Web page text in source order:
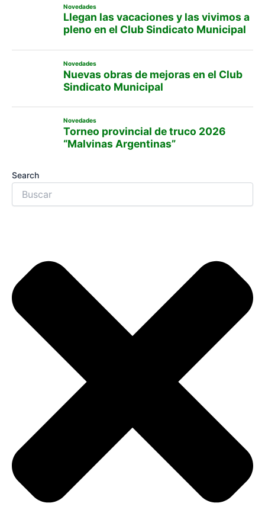
Novedades
Llegan las vacaciones y las vivimos a
pleno en el Club Sindicato Municipal
Novedades
Nuevas obras de mejoras en el Club
Sindicato Municipal
Novedades
Torneo provincial de truco 2026
“Malvinas Argentinas”
Search